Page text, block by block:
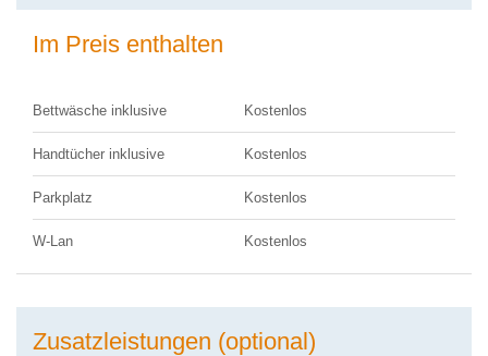
Im Preis enthalten
Bettwäsche inklusive Kostenlos
Handtücher inklusive Kostenlos
Parkplatz Kostenlos
W-Lan Kostenlos
Zusatzleistungen (optional)